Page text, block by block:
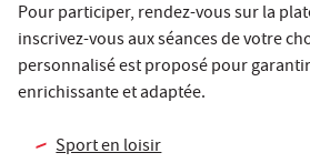
Pour participer, rendez-vous sur la
inscrivez-vous aux séances de votre
personnalisé est proposé pour
enrichissante et adaptée.
Sport en loisir